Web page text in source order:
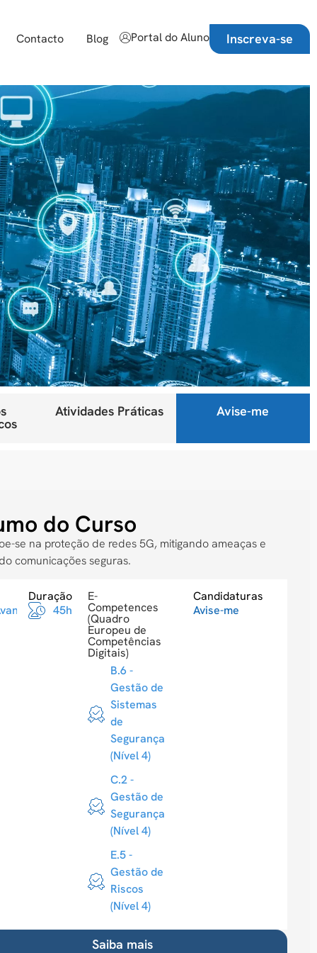
Contacto Blog Portal do Aluno Inscreva-se
Atividades Práticas Avise-me
do Curso
se na proteção de redes 5G, mitigando ameaças e
comunicações seguras.
Duração
45h
E-
Competences
(Quadro
Europeu de
Competências
Digitais)
B.6 -
Gestão de
Sistemas
de
Segurança
(Nível 4)
C.2 -
Gestão de
Segurança
(Nível 4)
E.5 -
Gestão de
Riscos
(Nível 4)
Candidaturas
Avise-me
Saiba mais